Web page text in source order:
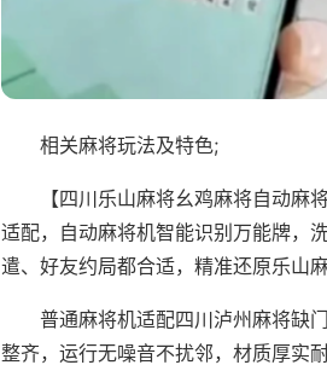
相关麻将玩法及特色;
【四川乐山麻将幺鸡麻将自动
适配，自动麻将机智能识别万能牌，
遣、好友约局都合适，精准还原乐山
普通麻将机适配四川泸州麻将缺
整齐，运行无噪音不扰邻，材质厚实